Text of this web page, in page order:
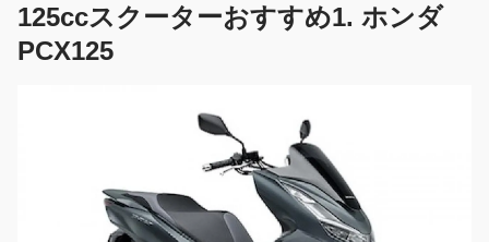
125ccスクーターおすすめ1. ホンダ
PCX125